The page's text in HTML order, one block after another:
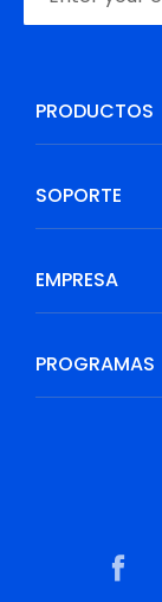
PRODUCTOS
SOPORTE
EMPRESA
PROGRAMAS